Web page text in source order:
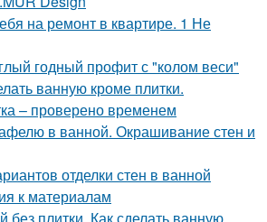
на ремонт в квартире. 1 Не
годный профит с "колом веси"
ванную кроме плитки.
– проверено временем
в ванной. Окрашивание стен и
отделки стен в ванной
к материалам
без плитки. Как сделать ванную